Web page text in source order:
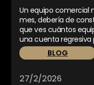
Un equipo comercial
mes, debería de
que ves cuántos
una cuenta
BLOG
27/2/2026